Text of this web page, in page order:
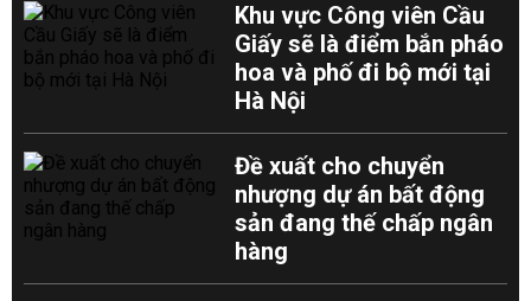
Khu vực Công viên Cầu
Giấy sẽ là điểm bắn pháo
hoa và phố đi bộ mới tại
Hà Nội
Đề xuất cho chuyển
nhượng dự án bất động
sản đang thế chấp ngân
hàng